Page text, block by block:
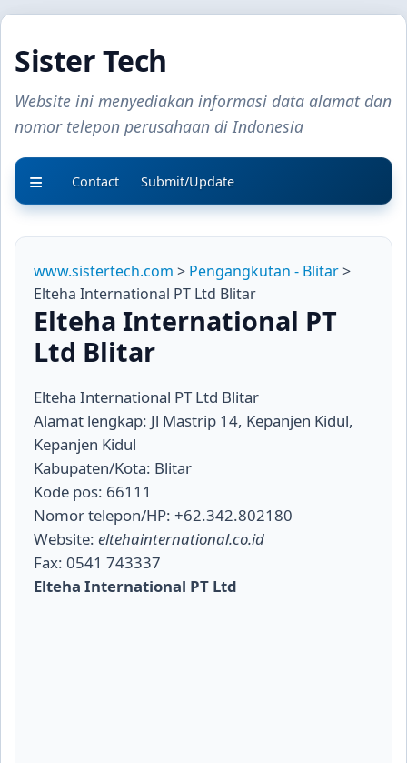
Sister Tech
Website ini menyediakan informasi data alamat dan
nomor telepon perusahaan di Indonesia
Contact Submit/Update
www.sistertech.com > Pengangkutan - Blitar>
Elteha International PT Ltd Blitar
Elteha International PT
Ltd Blitar
Elteha International PT Ltd Blitar
Alamat lengkap: Jl Mastrip 14, Kepanjen Kidul,
Kepanjen Kidul
Kabupaten/Kota: Blitar
Kode pos: 66111
Nomor telepon/HP: +62.342.802180
Website: eltehainternational.co.id
Fax: 0541 743337
Elteha International PT Ltd